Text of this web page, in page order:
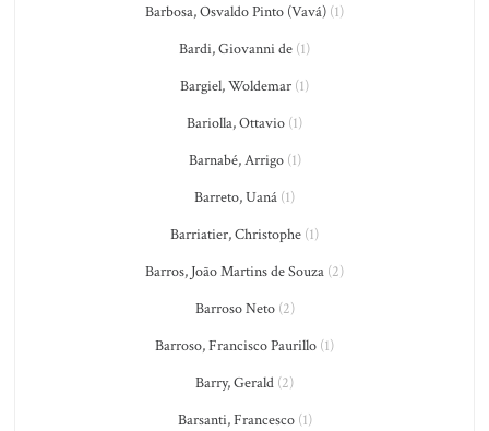
Barbosa, Osvaldo Pinto (Vavá) (1)
Bardi, Giovanni de (1)
Bargiel, Woldemar (1)
Bariolla, Ottavio (1)
Barnabé, Arrigo(1)
Barreto, Uaná (1)
Barriatier, Christophe (1)
Barros, João Martins de Souza (2)
Barroso Neto(2)
Barroso, Francisco Paurillo (1)
Barry, Gerald (2)
Barsanti, Francesco(1)